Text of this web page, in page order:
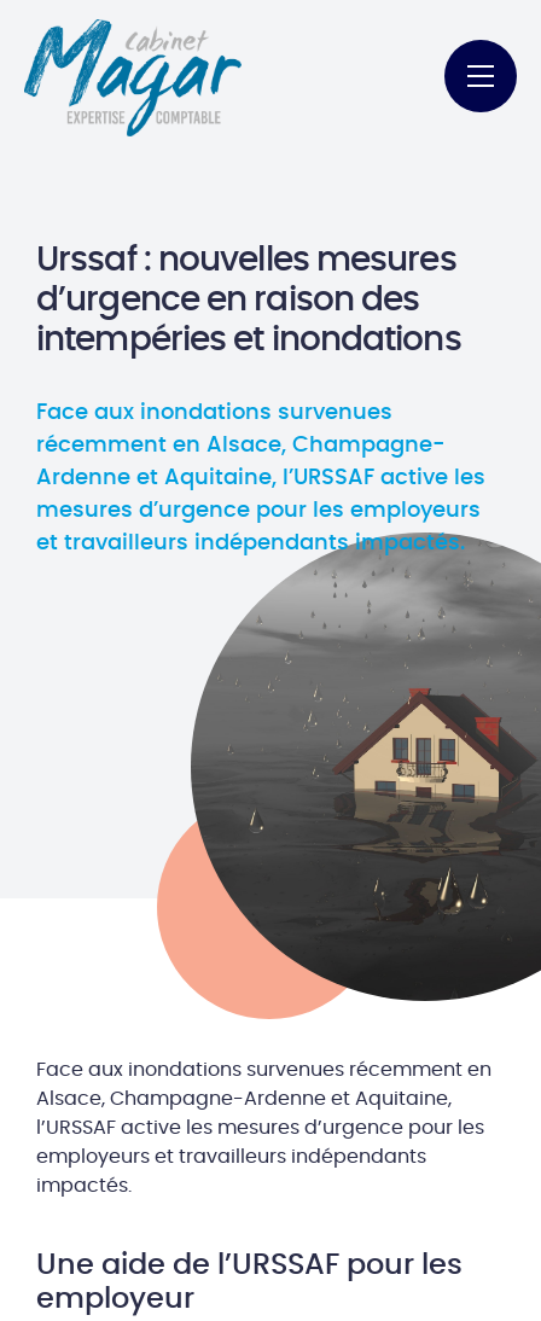
Urssaf : nouvelles mesures
d’urgence en raison des
intempéries et inondations
Face aux inondations survenues
récemment en Alsace, Champagne-
Ardenne et Aquitaine, l’URSSAF active les
mesures d’urgence pour les employeurs
et travailleurs indépendants impactés.
Face aux inondations survenues récemment en
Alsace, Champagne-Ardenne et Aquitaine,
l’URSSAF active les mesures d’urgence pour les
employeurs et travailleurs indépendants
impactés.
Une aide de l’URSSAF pour les
employeur